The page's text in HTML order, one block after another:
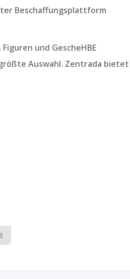
Beschaffungsplattform
und GescheHBE
Auswahl. Zentrada bietet